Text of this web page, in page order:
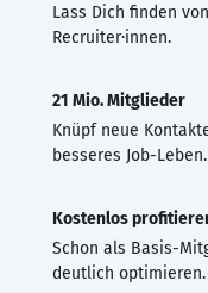
Lass Dich finden
Recruiter·innen.
21 Mio. Mitglieder
Knüpf neue
besseres Job-Leben.
Kostenlos
Schon als Basis-
deutlich optimieren.